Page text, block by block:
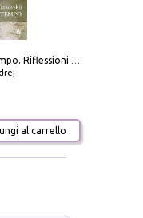
Scolpire il tempo. Riflessioni sul cinema.
al carrello